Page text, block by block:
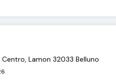
Centro, Lamon 32033 Belluno